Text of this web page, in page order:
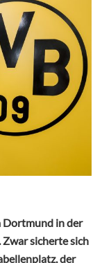
Dortmund in der
sicherte sich
der